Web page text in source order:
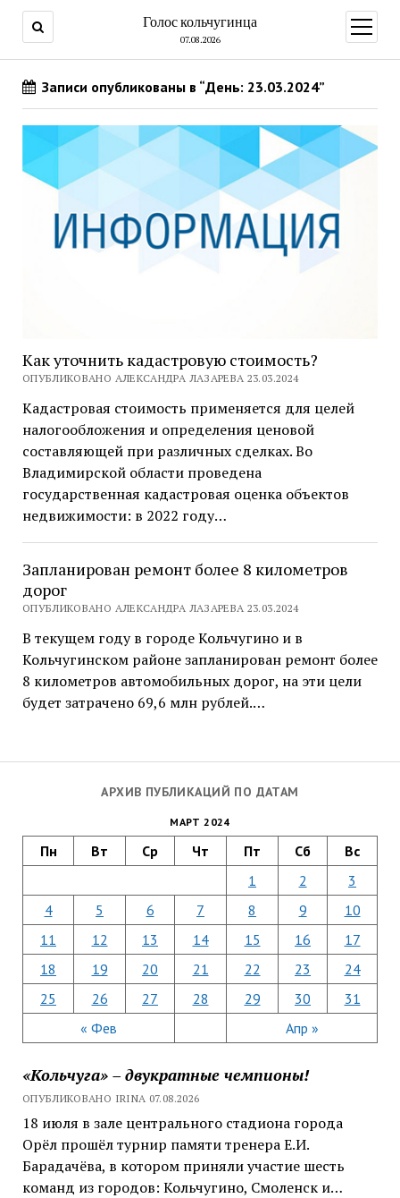
Голос кольчугинца
07.08.2026
меню
АРХИВ ПУБЛИКАЦИЙ ПО ДАТАМ
МАРТ 2024
Пн Вт Ср Чт Пт Сб Вс
« Фев Апр »
1 2
3
4
5 6 7 8 9
10
11
12 13 14 15 16
17
18
19 20 21 22 23
24
25
26 27 28 29 30 31
«Кольчуга» – двукратные чемпионы!
ОПУБЛИКОВАНО IRINA 07.08.2026
18 июля в зале центрального стадиона города
Орёл прошёл турнир памяти тренера Е.И.
Барадачёва, в котором приняли участие шесть
команд из городов: Кольчугино, Смоленск и…
Записи опубликованы в “День: 23.03.2024”
Как уточнить кадастровую стоимость?
ОПУБЛИКОВАНО АЛЕКСАНДРА ЛАЗАРЕВА 23.03.2024
Кадастровая стоимость применяется для целей
налогообложения и определения ценовой
составляющей при различных сделках. Во
Владимирской области проведена
государственная кадастровая оценка объектов
недвижимости: в 2022 году…
Запланирован ремонт более 8 километров
дорог
ОПУБЛИКОВАНО АЛЕКСАНДРА ЛАЗАРЕВА 23.03.2024
В текущем году в городе Кольчугино и в
Кольчугинском районе запланирован ремонт более
8 километров автомобильных дорог, на эти цели
будет затрачено 69,6 млн рублей.…